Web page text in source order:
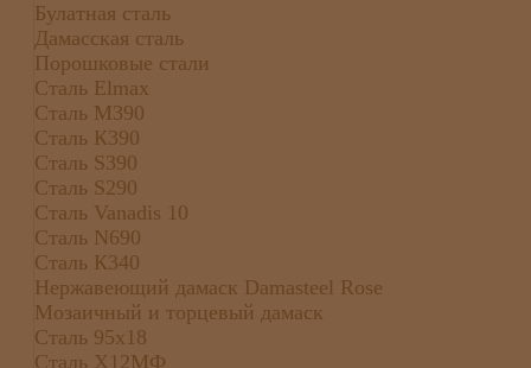
Булатная сталь
Дамасская сталь
Порошковые стали
Сталь Elmax
Сталь М390
Сталь К390
Сталь S390
Сталь S290
Сталь Vanadis 10
Сталь N690
Сталь К340
Нержавеющий дамаск Damasteel Rose
Мозаичный и торцевый дамаск
Сталь 95х18
Сталь Х12МФ